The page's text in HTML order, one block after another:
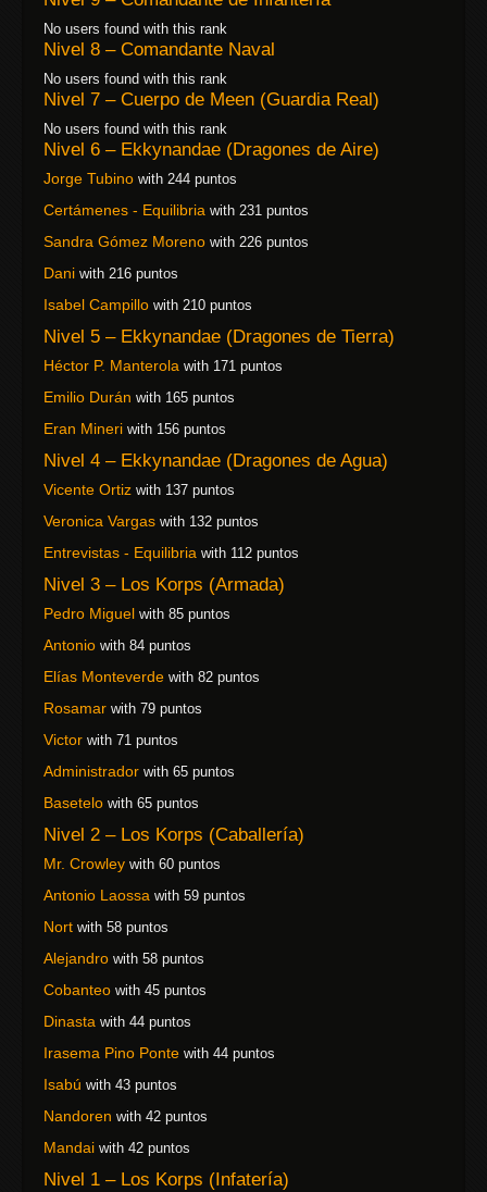
No users found with this rank
Nivel 8 – Comandante Naval
No users found with this rank
Nivel 7 – Cuerpo de Meen (Guardia Real)
No users found with this rank
Nivel 6 – Ekkynandae (Dragones de Aire)
Jorge Tubino with 244 puntos
Certámenes - Equilibria with 231 puntos
Sandra Gómez Moreno with 226 puntos
Dani with 216 puntos
Isabel Campillo with 210 puntos
Nivel 5 – Ekkynandae (Dragones de Tierra)
Héctor P. Manterola with 171 puntos
Emilio Durán with 165 puntos
Eran Mineri with 156 puntos
Nivel 4 – Ekkynandae (Dragones de Agua)
Vicente Ortiz with 137 puntos
Veronica Vargas with 132 puntos
Entrevistas - Equilibria with 112 puntos
Nivel 3 – Los Korps (Armada)
Pedro Miguel with 85 puntos
Antonio with 84 puntos
Elías Monteverde with 82 puntos
Rosamar with 79 puntos
Victor with 71 puntos
Administrador with 65 puntos
Basetelo with 65 puntos
Nivel 2 – Los Korps (Caballería)
Mr. Crowley with 60 puntos
Antonio Laossa with 59 puntos
Nort with 58 puntos
Alejandro with 58 puntos
Cobanteo with 45 puntos
Dinasta with 44 puntos
Irasema Pino Ponte with 44 puntos
Isabú with 43 puntos
Nandoren with 42 puntos
Mandai with 42 puntos
Nivel 1 – Los Korps (Infatería)